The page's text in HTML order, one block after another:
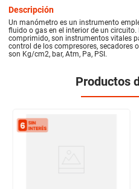
Descripción
Un manómetro es un instrumento
fluido o gas en el interior de un
comprimido, son instrumentos vitales
control de los compresores, secadores
son Kg/cm2, bar, Atm, Pa, PSI.
Productos